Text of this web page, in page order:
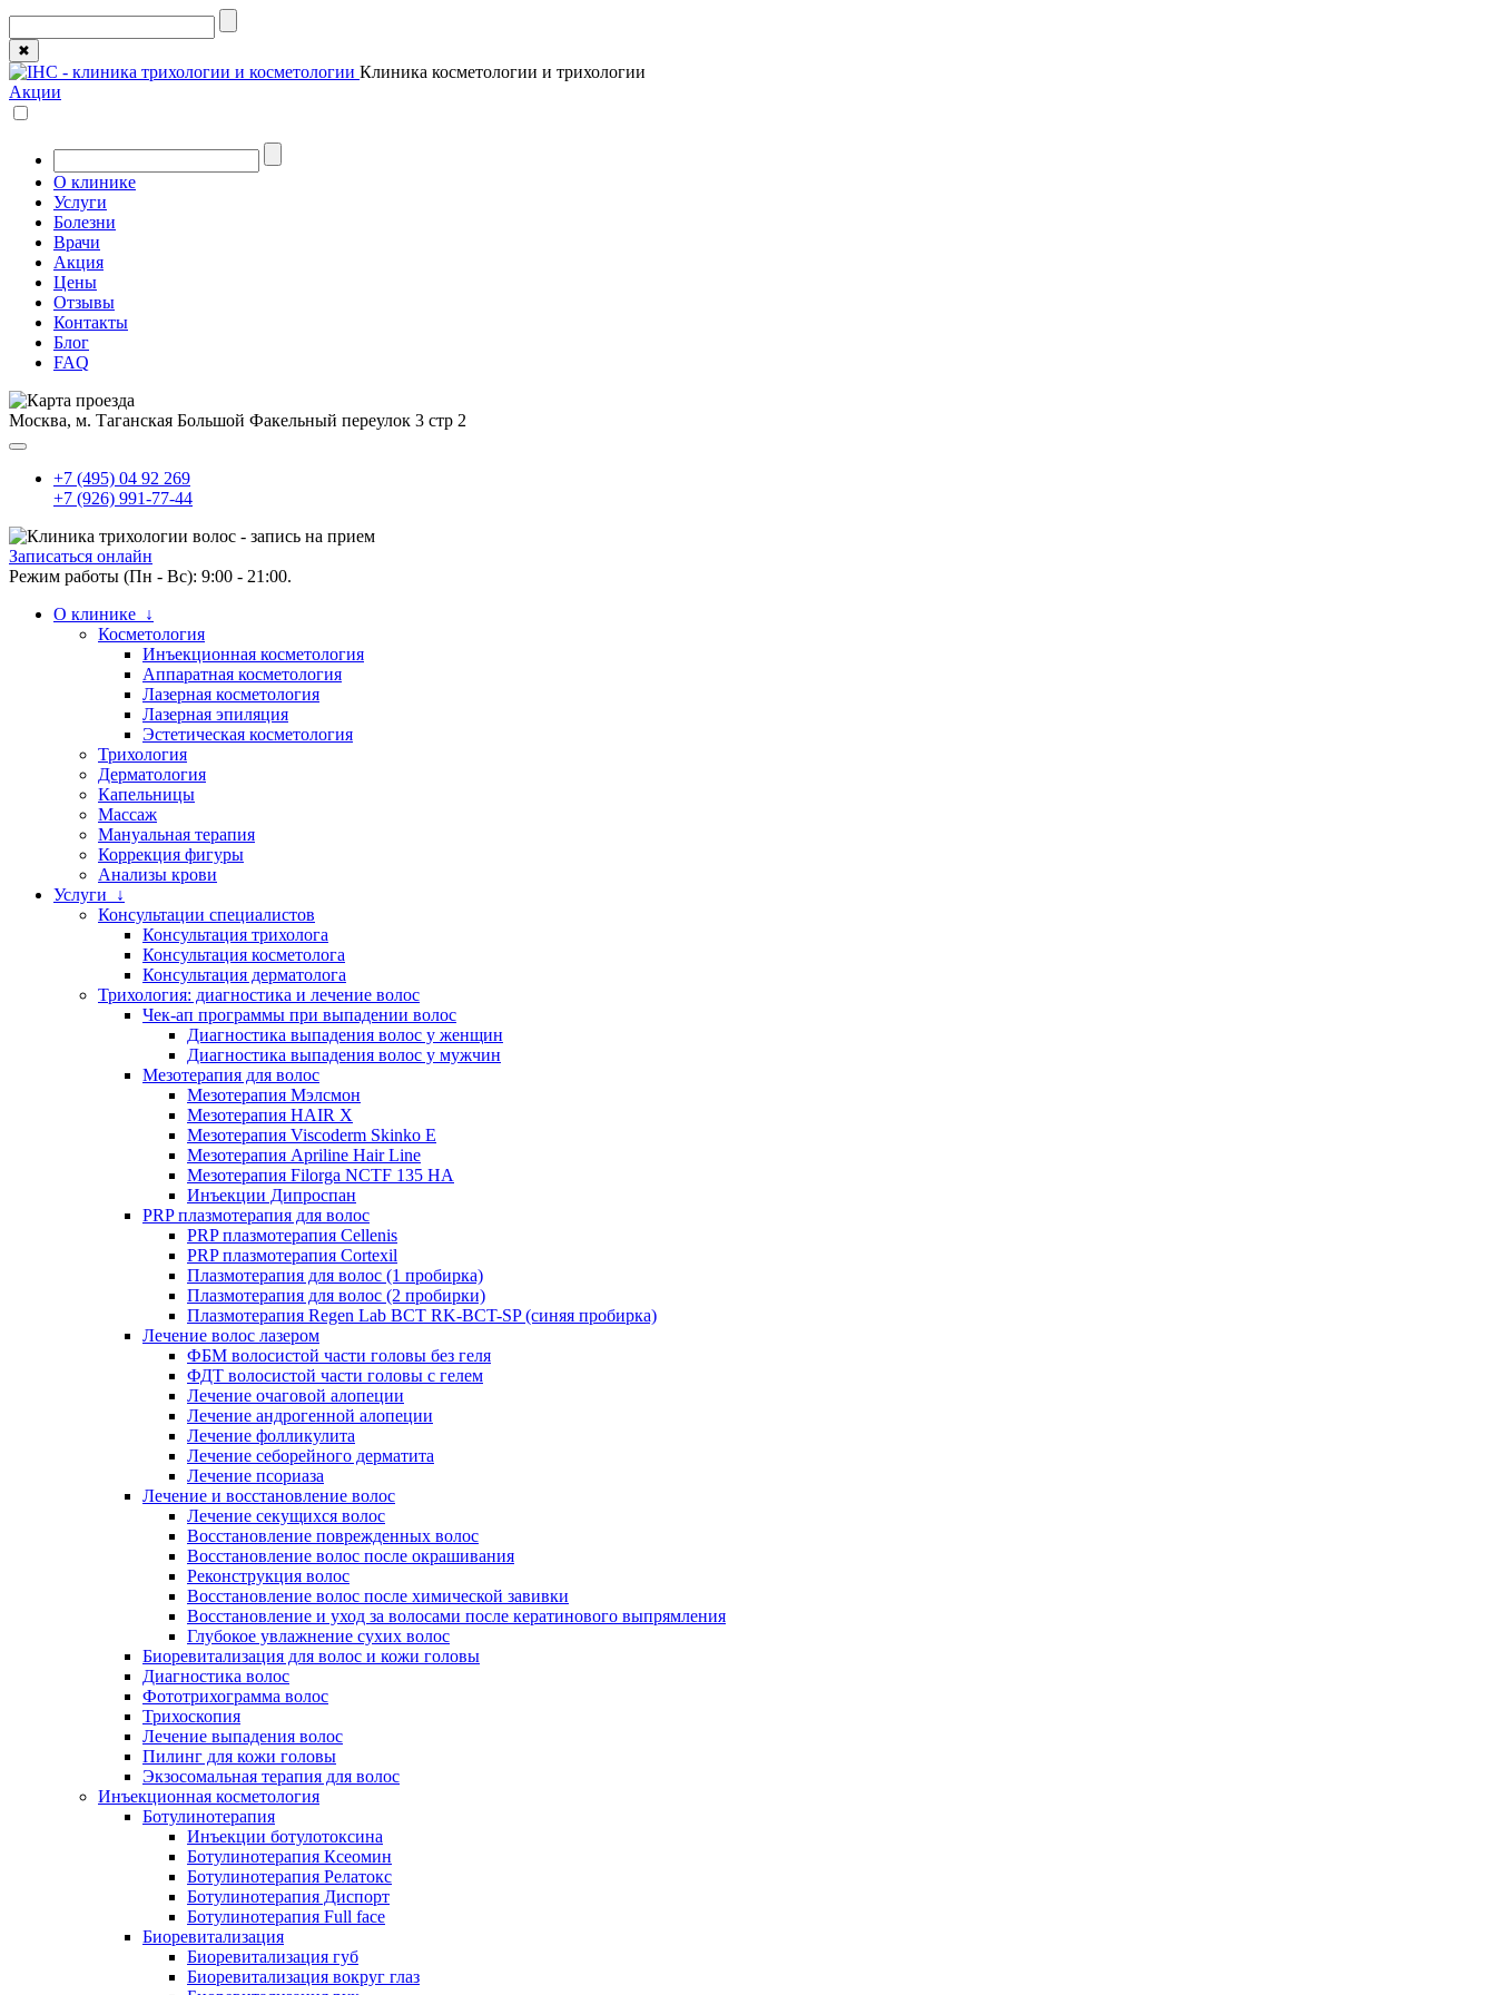
✖
Клиника косметологии и трихологии
Акции
О клинике
Услуги
Болезни
Врачи
Акция
Цены
Отзывы
Контакты
Блог
FAQ
Москва, м. Таганская Большой Факельный переулок 3 стр 2
+7 (495) 04 92 269
+7 (926) 991-77-44
Записаться онлайн
Режим работы (Пн - Вс): 9:00 - 21:00.
О клинике ↓
Косметология
Инъекционная косметология
Аппаратная косметология
Лазерная косметология
Лазерная эпиляция
Эстетическая косметология
Трихология
Дерматология
Капельницы
Массаж
Мануальная терапия
Коррекция фигуры
Анализы крови
Услуги ↓
Консультации специалистов
Консультация трихолога
Консультация косметолога
Консультация дерматолога
Трихология: диагностика и лечение волос
Чек-ап программы при выпадении волос
Диагностика выпадения волос у женщин
Диагностика выпадения волос у мужчин
Мезотерапия для волос
Мезотерапия Мэлсмон
Мезотерапия HAIR X
Мезотерапия Viscoderm Skinko E
Мезотерапия Apriline Hair Line
Мезотерапия Filorga NCTF 135 HA
Инъекции Дипроспан
PRP плазмотерапия для волос
PRP плазмотерапия Cellenis
PRP плазмотерапия Cortexil
Плазмотерапия для волос (1 пробирка)
Плазмотерапия для волос (2 пробирки)
Плазмотерапия Regen Lab BCT RK-BCT-SP (синяя пробирка)
Лечение волос лазером
ФБМ волосистой части головы без геля
ФДТ волосистой части головы с гелем
Лечение очаговой алопеции
Лечение андрогенной алопеции
Лечение фолликулита
Лечение себорейного дерматита
Лечение псориаза
Лечение и восстановление волос
Лечение секущихся волос
Восстановление поврежденных волос
Восстановление волос после окрашивания
Реконструкция волос
Восстановление волос после химической завивки
Восстановление и уход за волосами после кератинового выпрямления
Глубокое увлажнение сухих волос
Биоревитализация для волос и кожи головы
Диагностика волос
Фототрихограмма волос
Трихоскопия
Лечение выпадения волос
Пилинг для кожи головы
Экзосомальная терапия для волос
Инъекционная косметология
Ботулинотерапия
Инъекции ботулотоксина
Ботулинотерапия Ксеомин
Ботулинотерапия Релатокс
Ботулинотерапия Диспорт
Ботулинотерапия Full face
Биоревитализация
Биоревитализация губ
Биоревитализация вокруг глаз